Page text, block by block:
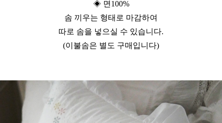
◈ 면100%
솜 끼우는 형태로 마감하여
따로 솜을 넣으실 수 있습니다.
(이불솜은 별도 구매입니다)